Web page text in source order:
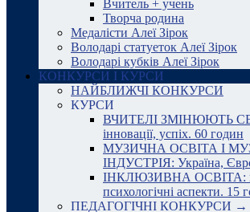
Вчитель + учень
Творча родина
Медалісти Алеї Зірок
Володарі статуеток Алеї Зірок
Володарі кубків Алеї Зірок
КОНКУРСИ І КУРСИ
НАЙБЛИЖЧІ КОНКУРСИ
КУРСИ
ВЧИТЕЛІ ЗМІНЮЮТЬ
інновації, успіх. 60 годин
МУЗИЧНА ОСВІТА І
ІНДУСТРІЯ: Україна,
ІНКЛЮЗИВНА ОСВІТА:
психологічні аспекти. 15
ПЕДАГОГІЧНІ КОНКУРСИ →